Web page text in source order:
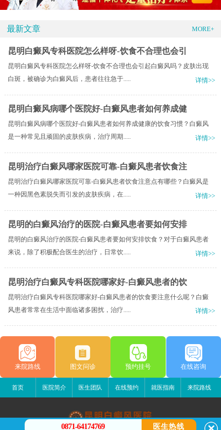
最新文章 MORE+
昆明白癜风专科医院怎么样呀-饮食不合理也会引
昆明白癜风专科医院怎么样呀-饮食不合理也会引起白癜风吗？皮肤出现
白斑，被确诊为白癜风后，患者往往急于.....
详情>>
昆明白癜风病哪个医院好-白癜风患者如何养成健
昆明白癜风病哪个医院好-白癜风患者如何养成健康的饮食习惯？白癜风
是一种常见且顽固的皮肤疾病，治疗周期.....
详情>>
昆明治疗白癜风哪家医院可靠-白癜风患者饮食注
昆明治疗白癜风哪家医院可靠-白癜风患者饮食注意点有哪些？白癜风是
一种因黑色素脱失而引发的皮肤疾病，在.....
详情>>
昆明的白癜风治疗的医院-白癜风患者要如何安排
昆明的白癜风治疗的医院-白癜风患者要如何安排饮食？对于白癜风患者
来说，除了积极配合医生的治疗，日常饮.....
详情>>
昆明治疗白癜风专科医院哪家好-白癜风患者的饮
昆明治疗白癜风专科医院哪家好-白癜风患者的饮食要注意什么呢？白癜
风患者常常在生活中面临诸多困扰，治疗.....
详情>>
来院路线 图文问诊 预约挂号 在线咨询
首页 医院简介 医生团队 在线预约 就医指南 来院路线
0871-64174769 医生热线